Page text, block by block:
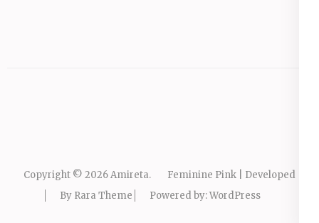
Copyright © 2026Amireta.
Feminine Pink | Developed
By Rara Theme Powered by:WordPress